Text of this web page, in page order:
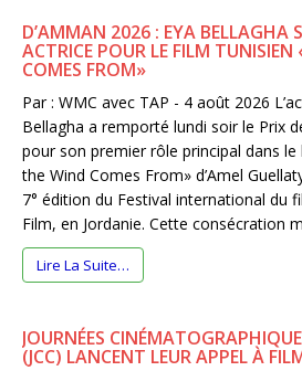
D’AMMAN 2026 : EYA BELLAGHA
ACTRICE POUR LE FILM TUNISIEN
COMES FROM»
Par : WMC avec TAP - 4 août 2026
Bellagha a remporté lundi soir le Prix
pour son premier rôle principal dans
the Wind Comes From» d’Amel
7° édition du Festival international du
Film, en Jordanie. Cette consécration
Lire La Suite…
JOURNÉES
(JCC) LANCENT LEUR APPEL À